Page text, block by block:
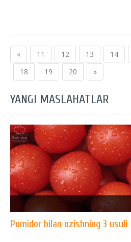
« 11 12 13 14
18
19 20 »
YANGI MASLAHATLAR
Pomidor bilan ozishning 3 usuli